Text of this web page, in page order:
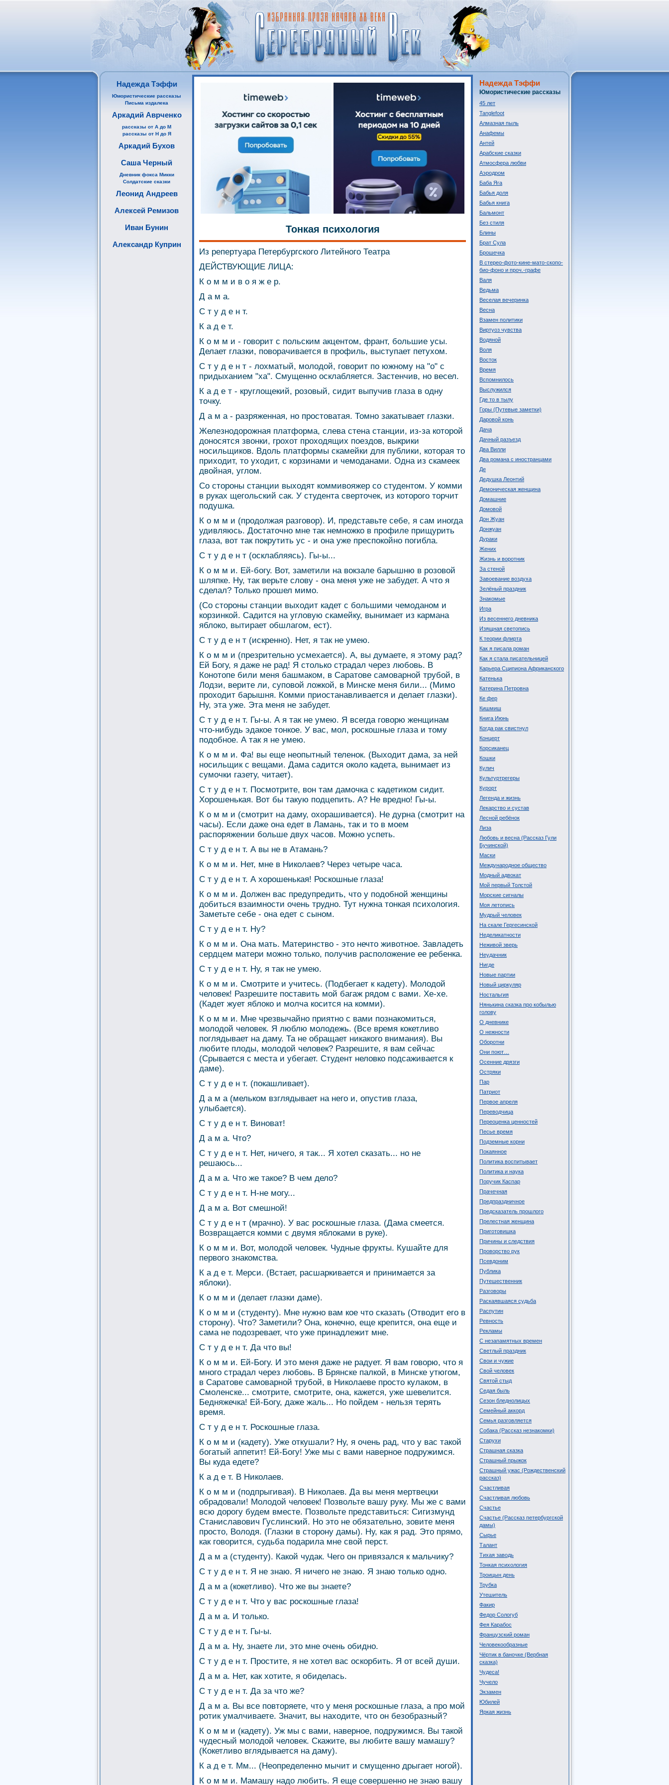
Надежда Тэффи
Юмористические рассказы
Письма издалека
Аркадий Аврченко
рассказы от А до М
рассказы от Н до Я
Аркадий Бухов
Саша Черный
Дневник фокса Микки
Солдатские сказки
Леонид Андреев
Алексей Ремизов
Иван Бунин
Александр Куприн
Надежда Тэффи
Юмористические рассказы
45 лет
Tanglefoot
Алмазная пыль
Анафемы
Антей
Арабские сказки
Атмосфера любви
Аэродром
Баба Яга
Бабья доля
Бабья книга
Бальмонт
Без стиля
Блины
Брат Сула
Брошечка
В стерео-фото-кине-мато-скопо-
био-фоно и проч.-графе
Валя
Ведьма
Веселая вечеринка
Весна
Взамен политики
Виртуоз чувства
Водяной
Воля
Восток
Время
Вспомнилось
Выслужился
Где то в тылу
Горы (Путевые заметки)
Даровой конь
Дача
Дачный разъезд
Два Вилли
Два романа с иностранцами
Де
Дедушка Леонтий
Демоническая женщина
Домашние
Домовой
Дон Жуан
Донжуан
Дураки
Жених
Жизнь и воротник
За стеной
Завоевание воздуха
Зелёный праздник
Знакомые
Игра
Из весеннего дневника
Изящная светопись
К теории флирта
Как я писала роман
Как я стала писательницей
Карьера Сципиона Африканского
Катенька
Катерина Петровна
Ке фер
Кишмиш
Книга Июнь
Когда рак свистнул
Концерт
Корсиканец
Кошки
Кулич
Культуртрегеры
Курорт
Легенда и жизнь
Лекарство и сустав
Лесной ребёнок
Лиза
Любовь и весна (Рассказ Гули
Бучинской)
Маски
Международное общество
Модный адвокат
Мой первый Толстой
Морские сигналы
Моя летопись
Мудрый человек
На скале Гергесинской
Неделикатности
Неживой зверь
Неудачник
Нигде
Новые партии
Новый циркуляр
Ностальгия
Нянькина сказка про кобылью
голову
О дневнике
О нежности
Оборотни
Они поют…
Осенние дрязги
Остряки
Пар
Патриот
Первое апреля
Переводчица
Переоценка ценностей
Песье время
Подземные корни
Покаянное
Политика воспитывает
Политика и наука
Поручик Каспар
Прачечная
Предпраздничное
Предсказатель прошлого
Прелестная женщина
Приготовишка
Причины и следствия
Проворство рук
Псевдоним
Публика
Путешественник
Разговоры
Раскаявшаяся судьба
Распутин
Ревность
Рекламы
С незапамятных времен
Светлый праздник
Свои и чужие
Свой человек
Святой стыд
Седая быль
Сезон бледнолицых
Семейный аккорд
Семья разговляется
Собака (Рассказ незнакомки)
Старухи
Страшная сказка
Страшный прыжок
Страшный ужас (Рождественский
рассказ)
Счастливая
Счастливая любовь
Счастье
Счастье (Рассказ петербургской
дамы)
Сырье
Талант
Тихая заводь
Тонкая психология
Троицын день
Трубка
Утешитель
Факир
Федор Сологуб
Фея Карабос
Французский роман
Человекообразные
Чёртик в баночке (Вербная
сказка)
Чудеса!
Чучело
Экзамен
Юбилей
Яркая жизнь
Тонкая психология
Из репертуара Петербургского Литейного Театра
ДЕЙСТВУЮЩИЕ ЛИЦА:
К о м м и в о я ж е р.
Д а м а.
С т у д е н т.
К а д е т.
К о м м и - говорит с польским акцентом, франт, большие усы.
Делает глазки, поворачивается в профиль, выступает петухом.
С т у д е н т - лохматый, молодой, говорит по южному на "о" с
придыханием "ха". Смущенно осклабляется. Застенчив, но весел.
К а д е т - круглощекий, розовый, сидит выпучив глаза в одну
точку.
Д а м а - разряженная, но простоватая. Томно закатывает глазки.
Железнодорожная платформа, слева стена станции, из-за которой
доносятся звонки, грохот проходящих поездов, выкрики
носильщиков. Вдоль платформы скамейки для публики, которая то
приходит, то уходит, с корзинами и чемоданами. Одна из скамеек
двойная, углом.
Со стороны станции выходят коммивояжер со студентом. У комми
в руках щегольский сак. У студента сверточек, из которого торчит
подушка.
К о м м и (продолжая разговор). И, представьте себе, я сам иногда
удивляюсь. Достаточно мне так немножко в профиле прищурить
глаза, вот так покрутить ус - и она уже преспокойно погибла.
С т у д е н т (осклабляясь). Гы-ы...
К о м м и. Ей-богу. Вот, заметили на вокзале барышню в розовой
шляпке. Ну, так верьте слову - она меня уже не забудет. А что я
сделал? Только прошел мимо.
(Со стороны станции выходит кадет с большими чемоданом и
корзинкой. Садится на угловую скамейку, вынимает из кармана
яблоко, вытирает обшлагом, ест).
С т у д е н т (искренно). Нет, я так не умею.
К о м м и (презрительно усмехается). А, вы думаете, я этому рад?
Ей Богу, я даже не рад! Я столько страдал через любовь. В
Конотопе били меня башмаком, в Саратове самоварной трубой, в
Лодзи, верите ли, суповой ложкой, в Минске меня били... (Мимо
проходит барышня. Комми приостанавливается и делает глазки).
Ну, эта уже. Эта меня не забудет.
С т у д е н т. Гы-ы. А я так не умею. Я всегда говорю женщинам
что-нибудь эдакое тонкое. У вас, мол, роскошные глаза и тому
подобное. А так я не умею.
К о м м и. Фа! вы еще неопытный теленок. (Выходит дама, за ней
носильщик с вещами. Дама садится около кадета, вынимает из
сумочки газету, читает).
С т у д е н т. Посмотрите, вон там дамочка с кадетиком сидит.
Хорошенькая. Вот бы такую подцепить. А? Не вредно! Гы-ы.
К о м м и (смотрит на даму, охорашивается). Не дурна (смотрит на
часы). Если даже она едет в Ламань, так и то в моем
распоряжении больше двух часов. Можно успеть.
С т у д е н т. А вы не в Атамань?
К о м м и. Нет, мне в Николаев? Через четыре часа.
С т у д е н т. А хорошенькая! Роскошные глаза!
К о м м и. Должен вас предупредить, что у подобной женщины
добиться взаимности очень трудно. Тут нужна тонкая психология.
Заметьте себе - она едет с сыном.
С т у д е н т. Ну?
К о м м и. Она мать. Материнство - это нечто животное. Завладеть
сердцем матери можно только, получив расположение ее ребенка.
С т у д е н т. Ну, я так не умею.
К о м м и. Смотрите и учитесь. (Подбегает к кадету). Молодой
человек! Разрешите поставить мой багаж рядом с вами. Хе-хе.
(Кадет жует яблоко и молча косится на комми).
К о м м и. Мне чрезвычайно приятно с вами познакомиться,
молодой человек. Я люблю молодежь. (Все время кокетливо
поглядывает на даму. Та не обращает никакого внимания). Вы
любите плоды, молодой человек? Разрешите, я вам сейчас
(Срывается с места и убегает. Студент неловко подсаживается к
даме).
С т у д е н т. (покашливает).
Д а м а (мельком взглядывает на него и, опустив глаза,
улыбается).
С т у д е н т. Виноват!
Д а м а. Что?
С т у д е н т. Нет, ничего, я так... Я хотел сказать... но не
решаюсь...
Д а м а. Что же такое? В чем дело?
С т у д е н т. Н-не могу...
Д а м а. Вот смешной!
С т у д е н т (мрачно). У вас роскошные глаза. (Дама смеется.
Возвращается комми с двумя яблоками в руке).
К о м м и. Вот, молодой человек. Чудные фрукты. Кушайте для
первого знакомства.
К а д е т. Мерси. (Встает, расшаркивается и принимается за
яблоки).
К о м м и (делает глазки даме).
К о м м и (студенту). Мне нужно вам кое что сказать (Отводит его в
сторону). Что? Заметили? Она, конечно, еще крепится, она еще и
сама не подозревает, что уже принадлежит мне.
С т у д е н т. Да что вы!
К о м м и. Ей-Богу. И это меня даже не радует. Я вам говорю, что я
много страдал через любовь. В Брянске палкой, в Минске утюгом,
в Саратове самоварной трубой, в Николаеве просто кулаком, в
Смоленске... смотрите, смотрите, она, кажется, уже шевелится.
Бедняжечка! Ей-Богу, даже жаль... Но пойдем - нельзя терять
время.
С т у д е н т. Роскошные глаза.
К о м м и (кадету). Уже откушали? Ну, я очень рад, что у вас такой
богатый аппетит! Ей-Богу! Уже мы с вами наверное подружимся.
Вы куда едете?
К а д е т. В Николаев.
К о м м и (подпрыгивая). В Николаев. Да вы меня мертвецки
обрадовали! Молодой человек! Позвольте вашу руку. Мы же с вами
всю дорогу будем вместе. Позвольте представиться: Сигизмунд
Станиславович Гуслинский. Но это не обязательно, зовите меня
просто, Володя. (Глазки в сторону дамы). Ну, как я рад. Это прямо,
как говорится, судьба подарила мне свой перст.
Д а м а (студенту). Какой чудак. Чего он привязался к мальчику?
С т у д е н т. Я не знаю. Я ничего не знаю. Я знаю только одно.
Д а м а (кокетливо). Что же вы знаете?
С т у д е н т. Что у вас роскошные глаза!
Д а м а. И только.
С т у д е н т. Гы-ы.
Д а м а. Ну, знаете ли, это мне очень обидно.
С т у д е н т. Простите, я не хотел вас оскорбить. Я от всей души.
Д а м а. Нет, как хотите, я обиделась.
С т у д е н т. Да за что же?
Д а м а. Вы все повторяете, что у меня роскошные глаза, а про мой
ротик умалчиваете. Значит, вы находите, что он безобразный?
К о м м и (кадету). Уж мы с вами, наверное, подружимся. Вы такой
чудесный молодой человек. Скажите, вы любите вашу мамашу?
(Кокетливо вглядывается на даму).
К а д е т. Мм... (Неопределенно мычит и смущенно дрыгает ногой).
К о м м и. Мамашу надо любить. Я еще совершенно не знаю вашу